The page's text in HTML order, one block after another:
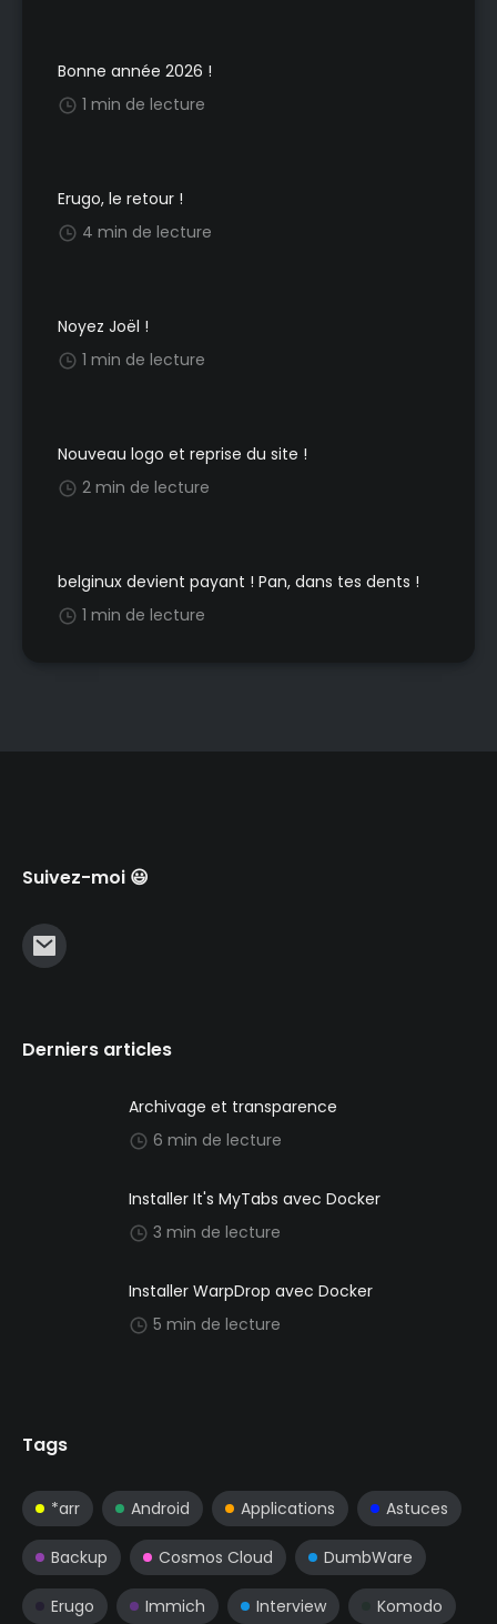
Bonne année 2026 !
1 min de lecture
Erugo, le retour !
4 min de lecture
Noyez Joël !
1 min de lecture
Nouveau logo et reprise du site !
2 min de lecture
belginux devient payant ! Pan, dans tes dents !
1 min de lecture
Suivez-moi 😃
Derniers articles
Archivage et transparence
6 min de lecture
Installer It's MyTabs avec Docker
3 min de lecture
Installer WarpDrop avec Docker
5 min de lecture
Tags
*arr Android Applications Astuces
Backup Cosmos Cloud DumbWare
Erugo Immich Interview Komodo